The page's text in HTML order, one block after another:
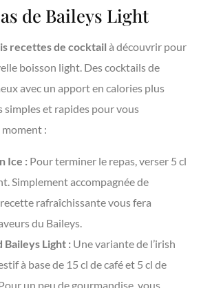
de Baileys Light
recettes de cocktail à découvrir pour
boisson light. Des cocktails de
avec un apport en calories plus
simples et rapides pour vous
:
Ice : Pour terminer le repas, verser 5 cl
Simplement accompagnée de
rafraîchissante vous fera
du Baileys.
Baileys Light : Une variante de l’irish
à base de 15 cl de café et 5 cl de
un peu de gourmandise, vous